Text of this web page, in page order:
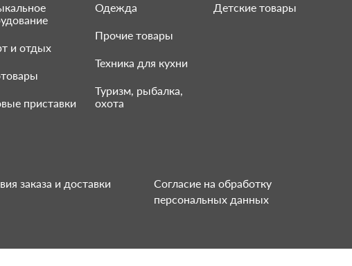
и отдых
приставки
Одежда
Прочие товары
Техника для кухни
Туризм, рыбалка,
охота
Детские товары
заказа и доставки
Согласие на обработку
персональных данных